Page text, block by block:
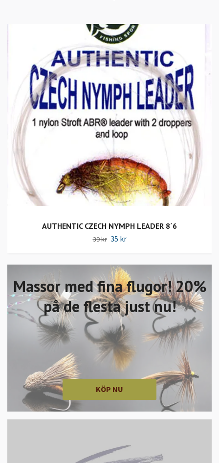
Massor med fina flugor! 20%
på de flesta just nu!
KÖP NU
AUTHENTIC CZECH NYMPH LEADER 8´6
39 kr 35 kr